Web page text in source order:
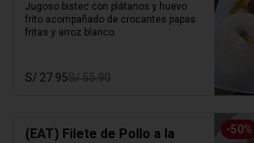
Jugoso bistec con plátanos y huevo
frito acompañado de crocantes papas
fritas y arroz blanco.
S/ 27.95S/ 55.90
-50%
(EAT) Filete de Pollo a la